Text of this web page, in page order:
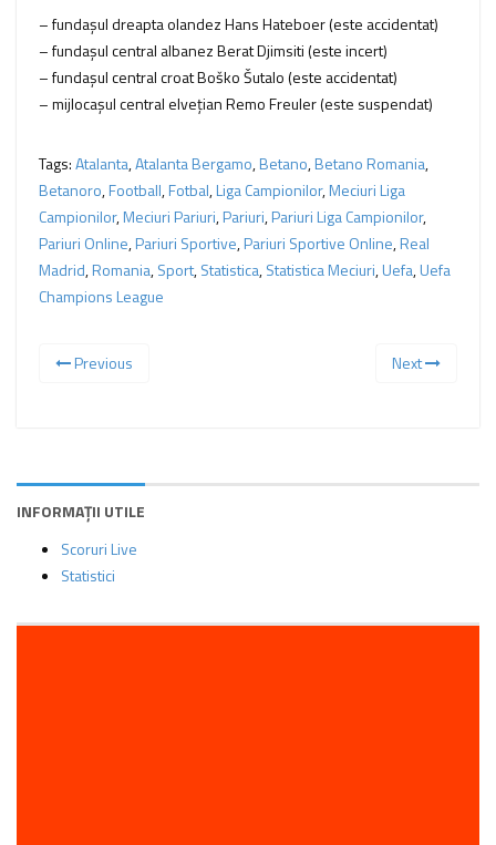
– fundaşul dreapta olandez Hans Hateboer (este accidentat)
– fundaşul central albanez Berat Djimsiti (este incert)
– fundaşul central croat Boško Šutalo (este accidentat)
– mijlocaşul central elveţian Remo Freuler (este suspendat)
Tags:Atalanta,Atalanta Bergamo,Betano,Betano Romania,
Betanoro,Football,Fotbal,Liga Campionilor,Meciuri Liga
Campionilor,Meciuri Pariuri,Pariuri,Pariuri Liga Campionilor,
Pariuri Online,Pariuri Sportive,Pariuri Sportive Online,Real
Madrid,Romania,Sport,Statistica,Statistica Meciuri,Uefa,Uefa
Champions League
Previous Next
INFORMAȚII UTILE
Scoruri Live
Statistici